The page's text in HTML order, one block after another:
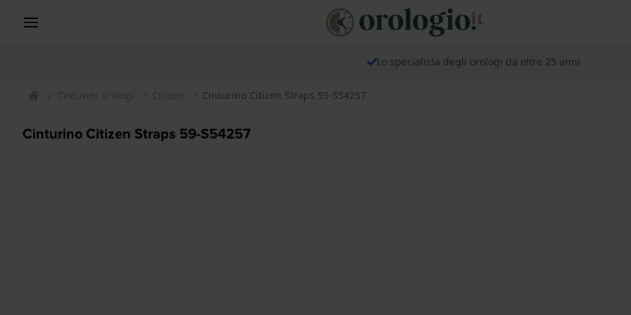
Lo specialista degli orologi da oltre 25 anni
Cinturini orologi Citizen Cinturino Citizen Straps 59-S54257
Cinturino Citizen Straps 59-S54257